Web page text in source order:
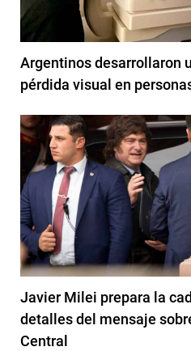
Argentinos desarrollaron
pérdida visual en
Javier Milei prepara la
detalles del mensaje
Central